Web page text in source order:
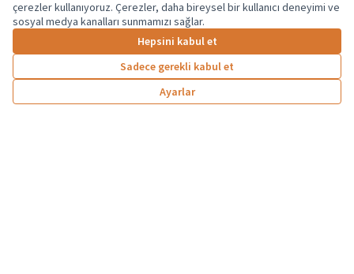
çerezler kullanıyoruz. Çerezler, daha bireysel bir kullanıcı deneyimi ve
sosyal medya kanalları sunmamızı sağlar.
Hepsini kabul et
Sadece gerekli kabul et
Ayarlar
(Dış bağlantı)
ücretsiz yazılımlayapılmış web sitesi "> mitgestalten